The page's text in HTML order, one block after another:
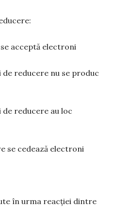
acceptă electroni
de reducere nu se produc
de reducere au loc
se cedează electroni
în urma reacției dintre